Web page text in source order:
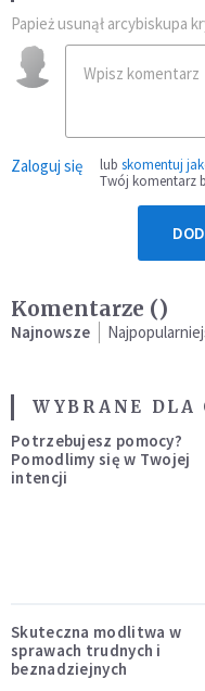
Papież usunął arcybiskupa
Zaloguj się lub skomentuj
Twój komentarz
Komentarze ()
Najnowsze
WYBRANE DLA
Potrzebujesz pomocy?
Pomodlimy się w Twojej
intencji
Skuteczna modlitwa w
sprawach trudnych i
beznadziejnych